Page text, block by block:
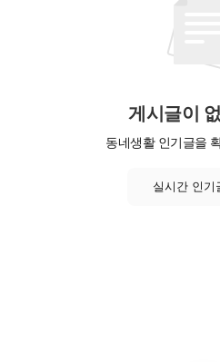
게시글이
동네생활 인기글을
실시간 인기